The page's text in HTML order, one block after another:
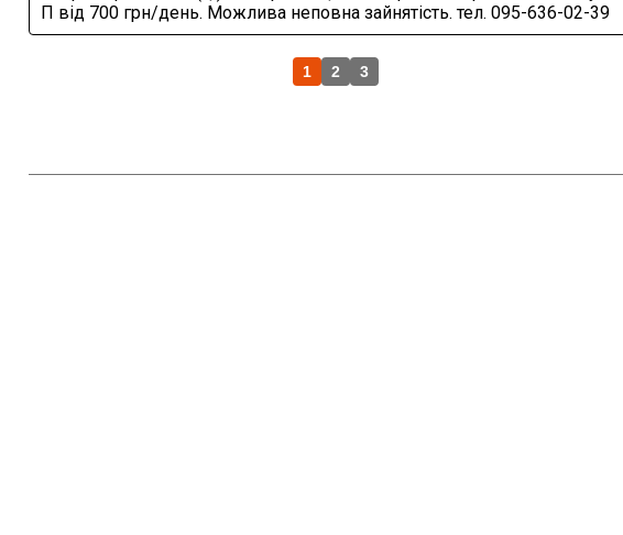
П від 700 грн/день. Можлива неповна зайнятість. тел. 095-636-02-39
1 2 3